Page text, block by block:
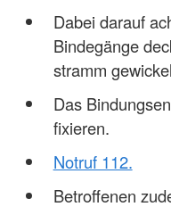
Dabei darauf
Bindegänge
stramm
Das
fixieren.
Notruf 112.
Betroffenen